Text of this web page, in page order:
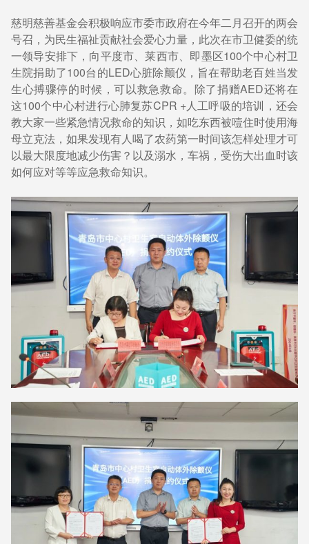
慈明慈善基金会积极响应市委市政府在今年二月召开的两会
号召，为民生福祉贡献社会爱心力量，此次在市卫健委的统
一领导安排下，向平度市、莱西市、即墨区100个中心村卫
生院捐助了100台的LED心脏除颤仪，旨在帮助老百姓当发
生心搏骤停的时候，可以救急救命。除了捐赠AED还将在
这100个中心村进行心肺复苏CPR +人工呼吸的培训，还会
教大家一些紧急情况救命的知识，如吃东西被噎住时使用海
母立克法，如果发现有人喝了农药第一时间该怎样处理才可
以最大限度地减少伤害？以及溺水，车祸，受伤大出血时该
如何应对等等应急救命知识。